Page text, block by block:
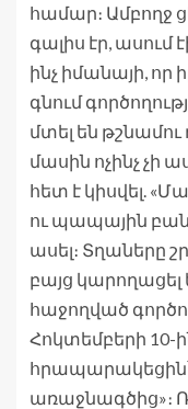
համար։ Ամբողջ
գալիս էր, ասում
ինչ իմանայի, որ
գնում
մտել են
մասին ոչինչ չի
հետ է կիսվել.
ու պապային բան
ասել։ Տղաները
բայց կարողացել
հաջողված
Հոկտեմբերի
առաջնագծից»։